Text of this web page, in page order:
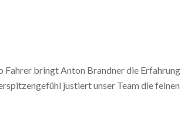
Fahrer bringt Anton Brandner die
justiert unser Team die